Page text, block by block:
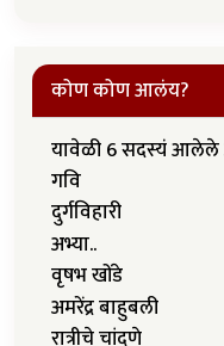
कोण कोण आलंय?
यावेळी 6 सदस्यं
गवि
दुर्गविहारी
अभ्या..
वृषभ खोंडे
अमरेंद्र बाहुबली
रात्रीचे चांदणे